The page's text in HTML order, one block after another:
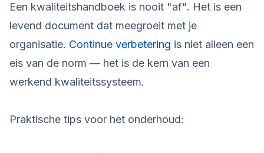
Een kwaliteitshandboek is nooit "af". Het is een
levend document dat meegroeit met je
organisatie. Continue verbetering is niet alleen een
eis van de norm — het is de kern van een
werkend kwaliteitssysteem.
Praktische tips voor het onderhoud: